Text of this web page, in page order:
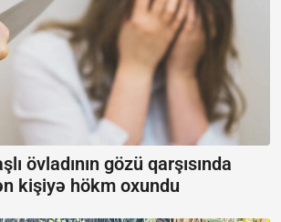
övladının gözü qarşısında
kişiyə hökm oxundu